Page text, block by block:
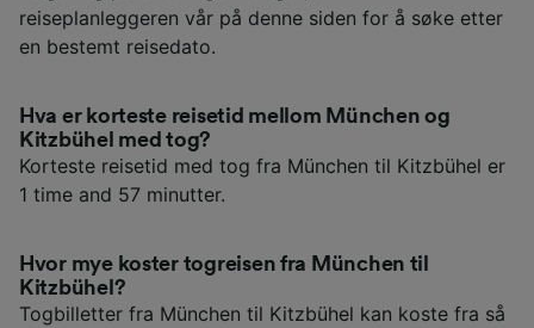
reiseplanleggeren vår på denne siden for å søke etter
en bestemt reisedato.
Hva er korteste reisetid mellom München og
Kitzbühel med tog?
Korteste reisetid med tog fra München til Kitzbühel er
1 time and 57 minutter.
Hvor mye koster togreisen fra München til
Kitzbühel?
Togbilletter fra München til Kitzbühel kan koste fra så